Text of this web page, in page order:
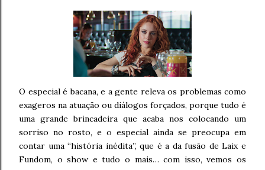
O especial é bacana, e a gente releva os problemas como
exageros na atuação ou diálogos forçados, porque tudo é
uma grande brincadeira que acaba nos colocando um
sorriso no rosto, e o especial ainda se preocupa em
contar uma “história inédita”, que é a da fusão de Laix e
Fundom, o show e tudo o mais… com isso, vemos os